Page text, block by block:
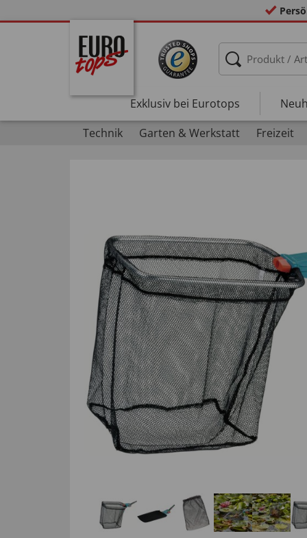
Exklusiv bei Eurotops
Technik
Garten & Werkstatt Freizeit